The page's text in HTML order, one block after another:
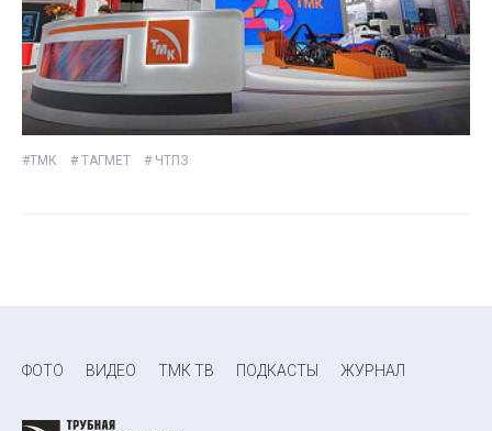
#ТМК # ТАГМЕТ # ЧТПЗ
ФОТО ВИДЕО ТМК ТВ ПОДКАСТЫ ЖУРНАЛ